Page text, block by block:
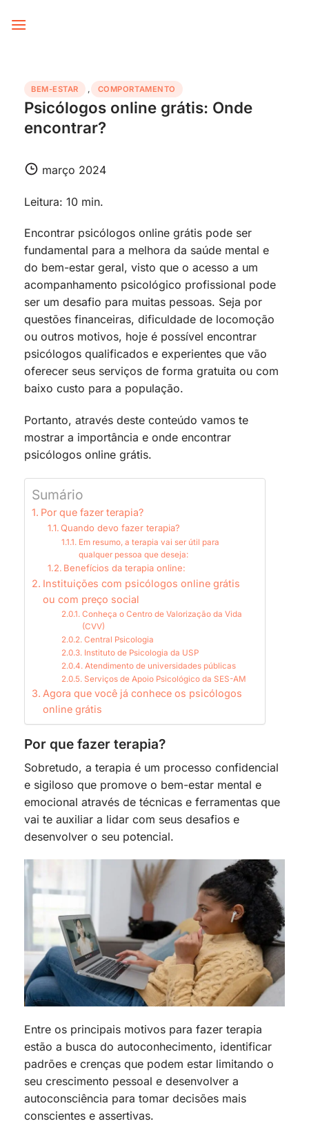
BEM-ESTAR , COMPORTAMENTO
Psicólogos online grátis: Onde
encontrar?
março 2024
Leitura: 10 min.
Encontrar psicólogos online grátis pode ser
fundamental para a melhora da saúde mental e
do bem-estar geral, visto que o acesso a um
acompanhamento psicológico profissional pode
ser um desafio para muitas pessoas. Seja por
questões financeiras, dificuldade de locomoção
ou outros motivos, hoje é possível encontrar
psicólogos qualificados e experientes que vão
oferecer seus serviços de forma gratuita ou com
baixo custo para a população.
Portanto, através deste conteúdo vamos te
mostrar a importância e onde encontrar
psicólogos online grátis.
Sumário
Por que fazer terapia?
Quando devo fazer terapia?
Em resumo, a terapia vai ser útil para
qualquer pessoa que deseja:
Benefícios da terapia online:
Instituições com psicólogos online grátis
ou com preço social
Conheça o Centro de Valorização da Vida
(CVV)
Central Psicologia
Instituto de Psicologia da USP
Atendimento de universidades públicas
Serviços de Apoio Psicológico da SES-AM
Agora que você já conhece os psicólogos
online grátis
Por que fazer terapia?
Sobretudo, a terapia é um processo confidencial
e sigiloso que promove o bem-estar mental e
emocional através de técnicas e ferramentas que
vai te auxiliar a lidar com seus desafios e
desenvolver o seu potencial.
Entre os principais motivos para fazer terapia
estão a busca do autoconhecimento, identificar
padrões e crenças que podem estar limitando o
seu crescimento pessoal e desenvolver a
autoconsciência para tomar decisões mais
conscientes e assertivas.